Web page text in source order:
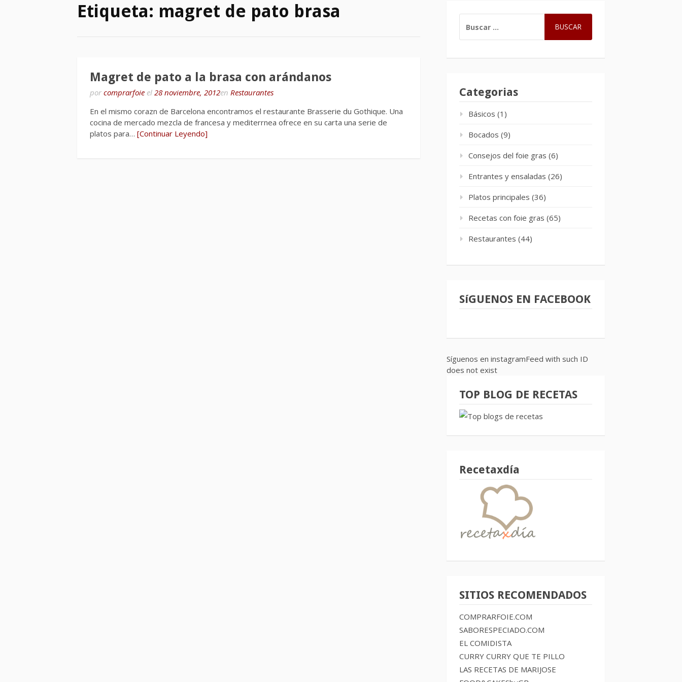
Etiqueta: magret de pato brasa
Magret de pato a la brasa con arándanos
por comprarfoie el 28 noviembre, 2012en Restaurantes
En el mismo corazn de Barcelona encontramos el restaurante Brasserie du Gothique. Una
cocina de mercado mezcla de francesa y mediterrnea ofrece en su carta una serie de
platos para… [Continuar Leyendo]
Categorias
Básicos (1)
Bocados (9)
Consejos del foie gras (6)
Entrantes y ensaladas (26)
Platos principales (36)
Recetas con foie gras (65)
Restaurantes (44)
SíGUENOS EN FACEBOOK
Síguenos en instagramFeed with such ID
does not exist
TOP BLOG DE RECETAS
Recetaxdía
SITIOS RECOMENDADOS
COMPRARFOIE.COM
SABORESPECIADO.COM
EL COMIDISTA
CURRY CURRY QUE TE PILLO
LAS RECETAS DE MARIJOSE